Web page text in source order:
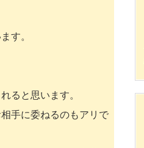
す。
ると思います。
手に委ねるのもアリで